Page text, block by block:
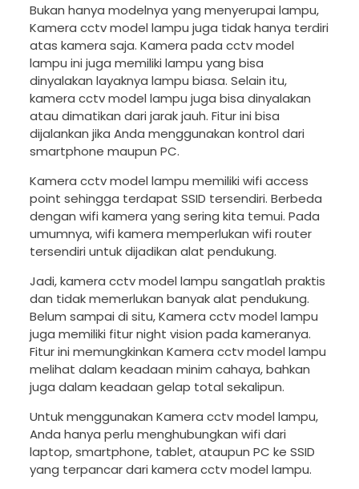
Bukan hanya modelnya yang menyerupai lampu,
Kamera cctv model lampu juga tidak hanya terdiri
atas kamera saja. Kamera pada cctv model
lampu ini juga memiliki lampu yang bisa
dinyalakan layaknya lampu biasa. Selain itu,
kamera cctv model lampu juga bisa dinyalakan
atau dimatikan dari jarak jauh. Fitur ini bisa
dijalankan jika Anda menggunakan kontrol dari
smartphone maupun PC.
Kamera cctv model lampu memiliki wifi access
point sehingga terdapat SSID tersendiri. Berbeda
dengan wifi kamera yang sering kita temui. Pada
umumnya, wifi kamera memperlukan wifi router
tersendiri untuk dijadikan alat pendukung.
Jadi, kamera cctv model lampu sangatlah praktis
dan tidak memerlukan banyak alat pendukung.
Belum sampai di situ, Kamera cctv model lampu
juga memiliki fitur night vision pada kameranya.
Fitur ini memungkinkan Kamera cctv model lampu
melihat dalam keadaan minim cahaya, bahkan
juga dalam keadaan gelap total sekalipun.
Untuk menggunakan Kamera cctv model lampu,
Anda hanya perlu menghubungkan wifi dari
laptop, smartphone, tablet, ataupun PC ke SSID
yang terpancar dari kamera cctv model lampu.